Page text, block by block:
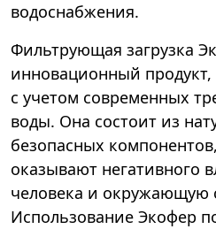
водоснабжения.
Фильтрующая загрузка
инновационный
с учетом современных
воды. Она состоит из
безопасных
оказывают негативного
человека и окружающую
Использование Экофер